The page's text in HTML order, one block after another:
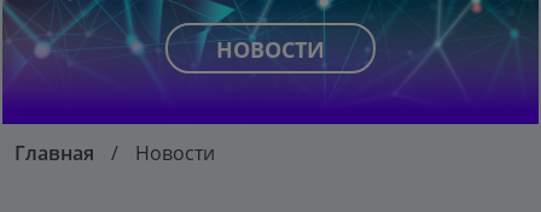
НОВОСТИ
Главная Новости